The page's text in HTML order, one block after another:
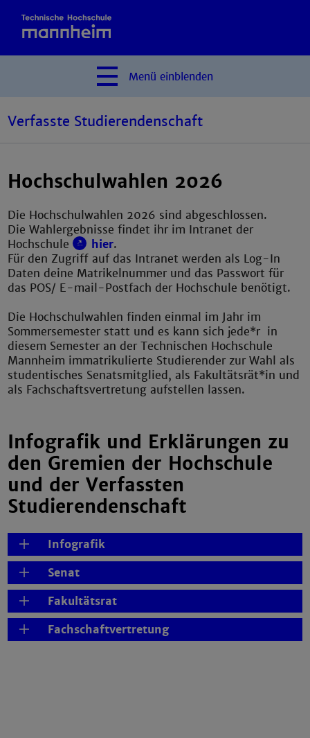
Menü einblenden
Verfasste Studierendenschaft
Hochschulwahlen 2026
Die Hochschulwahlen 2026 sind abgeschlossen.
Die Wahlergebnisse findet ihr im Intranet der
Hochschule
hier.
Für den Zugriff auf das Intranet werden als Log-In
Daten deine Matrikelnummer und das Passwort für
das POS/ E-mail-Postfach der Hochschule benötigt.
Die Hochschulwahlen finden einmal im Jahr im
Sommersemester statt und es kann sich jede*r in
diesem Semester an der Technischen Hochschule
Mannheim immatrikulierte Studierender zur Wahl als
studentisches Senatsmitglied, als Fakultätsrät*in und
als Fachschaftsvertretung aufstellen lassen.
Infografik und Erklärungen zu
den Gremien der Hochschule
und der Verfassten
Studierendenschaft
Infografik
Senat
Fakultätsrat
Fachschaftvertretung